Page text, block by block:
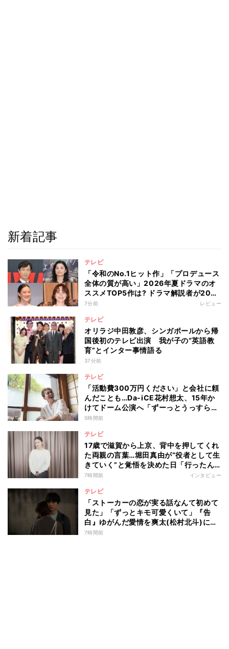
新着記事
テレビ
「令和のNo.1ヒット作」「プロデュース
全体の質が高い」2026年夏ドラマのオ
ススメTOP5作は? ドラマ解説者が20作
の傾向を“視聴率無視”で徹底分析
7分前 レビュー
テレビ
オリラジ中田敦彦、シンガポールから帰
国後初のテレビ出演 我が子の“英語教
育”とインター事情語る
37分前
テレビ
「活動費300万円ください」と会社に頼
んだことも…Da-iCE花村想太、15年か
けてドーム公演へ「ずーっとうっすらや
けど右肩上がり続けられていた」
5時間前
テレビ
17歳で滋賀から上京、背中を押してくれ
た両親の言葉…堀田真由が“役者として生
きていく”と覚悟を決めた日「行ったん
やったら、もう帰られへんな」
7時間前 インタビュー
テレビ
「ストーカーの恋が実る話なんて初めて
見た」「ずっとキモ可愛くいて」『告
白』ゆがんだ愛情を爽太(松村北斗)に向
ける視聴者の声
7時間前